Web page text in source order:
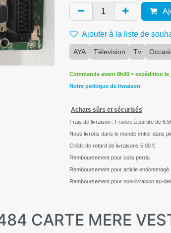
Ajouter à la liste de
AYA Télevision Tv
Commande avant 8h00 = expédition le
Notre politique de livraison
Achats sûrs et sécurisés
Frais de livraison : France à partire de
Nous livrons dans le monde entier dans
Crédit de retard de livraisons 5,00 €
Remboursement pour colis perdu
Remboursement pour article endommagé
Remboursement pour non-livraison au-
CARTE MERE